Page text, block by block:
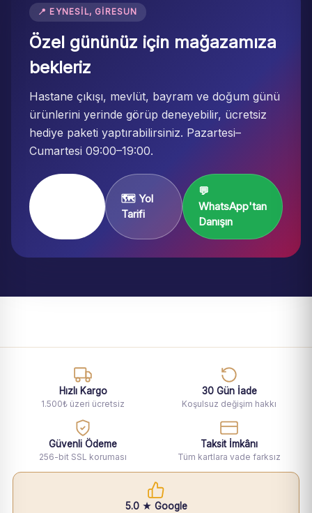
📍 EYNESIL, GIRESUN
Özel gününüz için mağazamıza
bekleriz
Hastane çıkışı, mevlüt, bayram ve doğum günü
ürünlerini yerinde görüp deneyebilir, ücretsiz
hediye paketi yaptırabilirsiniz. Pazartesi–
Cumartesi 09:00–19:00.
🗺️ Yol
Tarifi
💬
WhatsApp'tan
Danışın
Hızlı Kargo
1.500₺ üzeri ücretsiz
30 Gün İade
Koşulsuz değişim hakkı
Güvenli Ödeme
256-bit SSL koruması
Taksit İmkânı
Tüm kartlara vade farksız
5.0 ★ Google